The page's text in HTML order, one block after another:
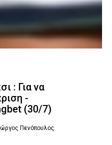
: Για να
-
(30/7)
Πενόπουλος